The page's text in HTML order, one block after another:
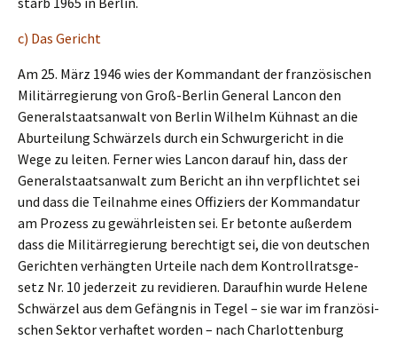
c) Das Gericht
Am 25. März 1946 wies der Komman­dant der franzö­si­schen
Militär­re­gie­rung von Groß-Berlin General Lancon den
General­staats­an­walt von Berlin Wilhelm Kühnast an die
Aburtei­lung Schwär­zels durch ein Schwur­ge­richt in die
Wege zu leiten. Ferner wies Lancon darauf hin, dass der
General­staats­an­walt zum Bericht an ihn verpflich­tet sei
und dass die Teilnah­me eines Offiziers der Komman­da­tur
am Prozess zu gewähr­leis­ten sei. Er beton­te außer­dem
dass die Militär­re­gie­rung berech­tigt sei, die von deutschen
Gerich­ten verhäng­ten Urtei­le nach dem Kontroll­rats­ge­
setz Nr. 10 jeder­zeit zu revidie­ren. Darauf­hin wurde Helene
Schwär­zel aus dem Gefäng­nis in Tegel – sie war im franzö­si­
schen Sektor verhaf­tet worden – nach Charlot­ten­burg